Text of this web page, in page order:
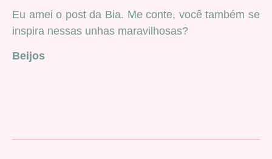
Eu amei o post da Bia. Me conte, você também se
inspira nessas unhas maravilhosas?
Beijos